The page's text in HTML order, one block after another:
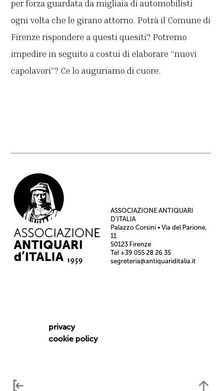
per forza guardata da migliaia di automobilisti
ogni volta che le girano attorno. Potrà il Comune di
Firenze rispondere a questi quesiti? Potremo
impedire in seguito a costui di elaborare “nuovi
capolavori”? Ce lo auguriamo di cuore.
ASSOCIAZIONE ANTIQUARI
D’ITALIA
Palazzo Corsini • Via del Parione,
11
50123 Firenze
Tel +39 055 28 26 35
segreteria@antiquariditalia.it
privacy
cookie policy